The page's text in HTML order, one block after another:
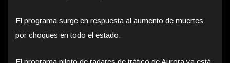
El programa surge en respuesta al aumento de muertes
por choques en todo el estado.